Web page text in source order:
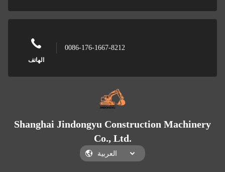
الهاتف
0086-176-1667-8212
Shanghai Jindongyu Construction Machinery
Co., Ltd.